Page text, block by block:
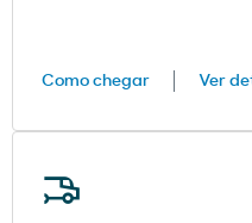
Como chegar Ver